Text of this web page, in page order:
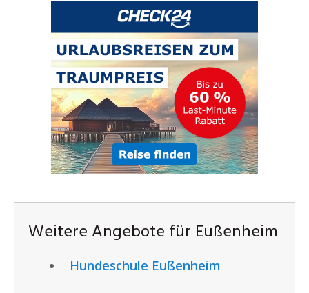
Weitere Angebote für Eußenheim
Hundeschule Eußenheim